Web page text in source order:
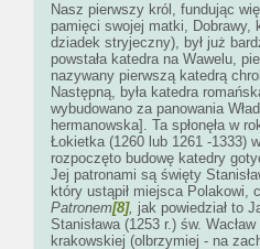
Nasz pierwszy król, fundując
pamięci swojej matki, Dobrawy,
dziadek stryjeczny), był już
powstała katedra na Wawelu,
nazywany pierwszą katedrą
Następną, była katedra
wybudowano za panowania
hermanowska]. Ta spłonęła w
Łokietka (1260 lub 1261 -1333)
rozpoczęto budowę katedry
Jej patronami są święty
który ustąpił miejsca Polakowi,
Patronem[8], jak powiedział to
Stanisława (1253 r.) św.
krakowskiej (olbrzymiej - na